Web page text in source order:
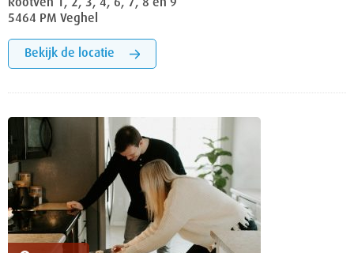
Rootven 1, 2, 3, 4, 6, 7, 8 en 9
5464 PM Veghel
Bekijk de locatie